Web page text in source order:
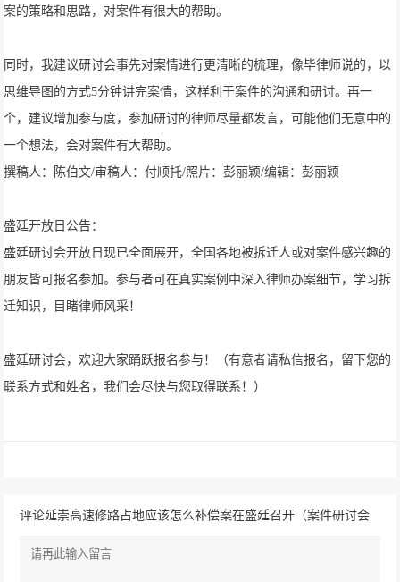
案的策略和思路，对案件有很大的帮助。
同时，我建议研讨会事先对案情进行更清晰的梳理，像毕律师说的，以
思维导图的方式5分钟讲完案情，这样利于案件的沟通和研讨。再一
个，建议增加参与度，参加研讨的律师尽量都发言，可能他们无意中的
一个想法，会对案件有大帮助。
撰稿人：陈伯文/审稿人：付顺托/照片：彭丽颖/编辑：彭丽颖
盛廷开放日公告：
盛廷研讨会开放日现已全面展开，全国各地被拆迁人或对案件感兴趣的
朋友皆可报名参加。参与者可在真实案例中深入律师办案细节，学习拆
迁知识，目睹律师风采！
盛廷研讨会，欢迎大家踊跃报名参与！（有意者请私信报名，留下您的
联系方式和姓名，我们会尽快与您取得联系！）
评论延崇高速修路占地应该怎么补偿案在盛廷召开（案件研讨会
2019年第21期）